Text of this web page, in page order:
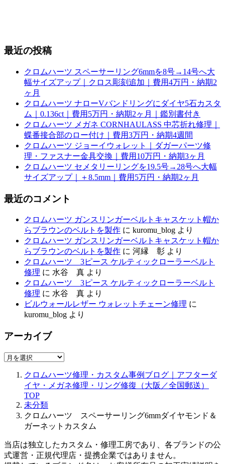
最近の投稿
クロムハーツ スペーサーリング6mmを8号→14号へ大
幅サイズアップ｜クロス彫刻追加｜費用4万円・納期2
ヶ月
クロムハーツ ナローVバンドリングにダイヤ5石カスタ
ム｜0.136ct｜費用5万円・納期2ヶ月｜鑑別書付き
クロムハーツ メガネ CORNHAULASS 中芯折れ修理｜
蝶番接合部のロー付け｜費用3万円・納期4週間
クロムハーツ ジョーイウォレット｜ダガーパーツ修
理・ファスナー金具交換｜費用10万円・納期3ヶ月
クロムハーツ セメタリーリングを19.5号→28号へ大幅
サイズアップ｜＋8.5mm｜費用5万円・納期2ヶ月
最近のコメント
クロムハーツ ガンスリンガーベルトキャスケット帽か
らブラウンのベルトを製作 に kuromu_blog より
クロムハーツ ガンスリンガーベルトキャスケット帽か
らブラウンのベルトを製作 に 河縁 彰 より
クロムハーツ 3ピース ケルティックローラーベルト
修理 に 水谷 真 より
クロムハーツ 3ピース ケルティックローラーベルト
修理 に 水谷 真 より
ビルウォールレザー ウォレットチェーン修理 に
kuromu_blog より
アーカイブ
ア
クロムハーツ修理・カスタム事例ブログ｜アフターダ
イヤ・メガネ修理・リング修復（大阪／全国郵送）
TOP
未分類
クロムハーツ スペーサーリング6mmダイヤモンド＆
ガーネットカスタム
当店は独立したカスタム・修理工房であり、各ブランドの公
式運営・正規代理店・提携企業ではありません。